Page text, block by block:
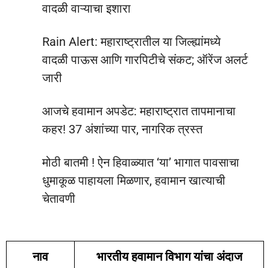
वादळी वाऱ्याचा इशारा
Rain Alert: महाराष्ट्रातील या जिल्ह्यांमध्ये
वादळी पाऊस आणि गारपिटीचे संकट; ऑरेंज अलर्ट
जारी
आजचे हवामान अपडेट: महाराष्ट्रात तापमानाचा
कहर! 37 अंशांच्या पार, नागरिक त्रस्त
मोठी बातमी ! ऐन हिवाळ्यात ‘या’ भागात पावसाचा
धुमाकूळ पाहायला मिळणार, हवामान खात्याची
चेतावणी
नाव भारतीय हवामान विभाग यांचा अंदाज